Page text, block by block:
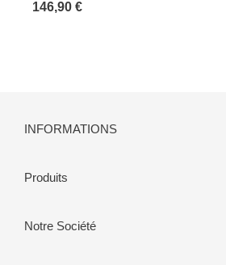
146,90 €Prix
INFORMATIONS
Produits
Notre Société